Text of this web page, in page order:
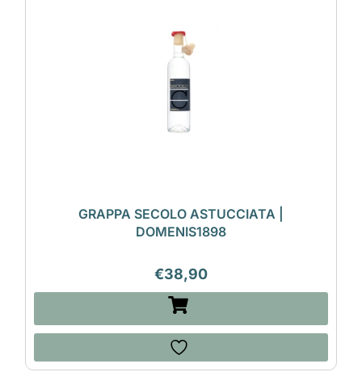
GRAPPA SECOLO ASTUCCIATA |
DOMENIS1898
€38,90